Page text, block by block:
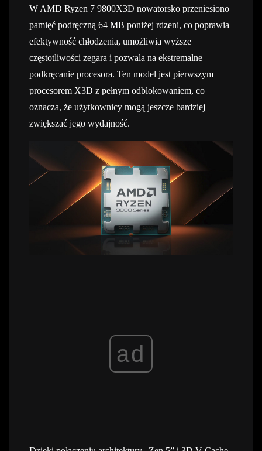
W AMD Ryzen 7 9800X3D nowatorsko przeniesiono
pamięć podręczną 64 MB poniżej rdzeni, co poprawia
efektywność chłodzenia, umożliwia wyższe
częstotliwości zegara i pozwala na ekstremalne
podkręcanie procesora. Ten model jest pierwszym
procesorem X3D z pełnym odblokowaniem, co
oznacza, że użytkownicy mogą jeszcze bardziej
zwiększać jego wydajność.
ad